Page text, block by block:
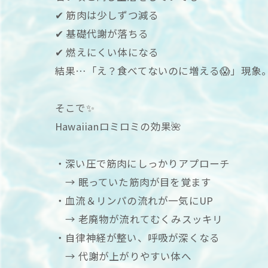
✔︎ 筋肉は少しずつ減る
✔︎ 基礎代謝が落ちる
✔︎ 燃えにくい体になる
結果…「え？食べてないのに増える😱」現象
そこで✨
Hawaiianロミロミの効果🌺
・深い圧で筋肉にしっかりアプローチ
→ 眠っていた筋肉が目を覚ます
・血流＆リンパの流れが一気にUP
→ 老廃物が流れてむくみスッキリ
・自律神経が整い、呼吸が深くなる
→ 代謝が上がりやすい体へ